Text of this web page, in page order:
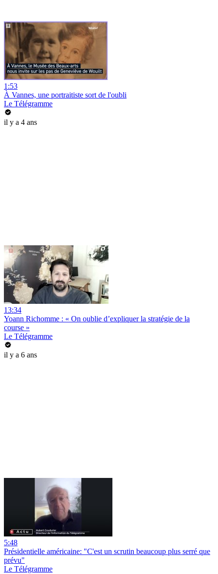
1:53
À Vannes, une portraitiste sort de l'oubli
Le Télégramme
il y a 4 ans
13:34
Yoann Richomme : « On oublie d’expliquer la stratégie de la
course »
Le Télégramme
il y a 6 ans
5:48
Présidentielle américaine: "C'est un scrutin beaucoup plus serré que
prévu"
Le Télégramme